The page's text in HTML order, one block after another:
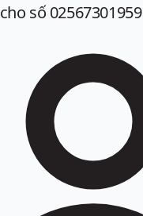
cho số 02567301959